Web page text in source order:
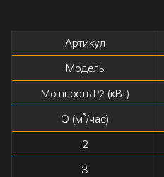
Артикул
Модель
Мощность P2(кВт)
Q (м³/час)
2
3